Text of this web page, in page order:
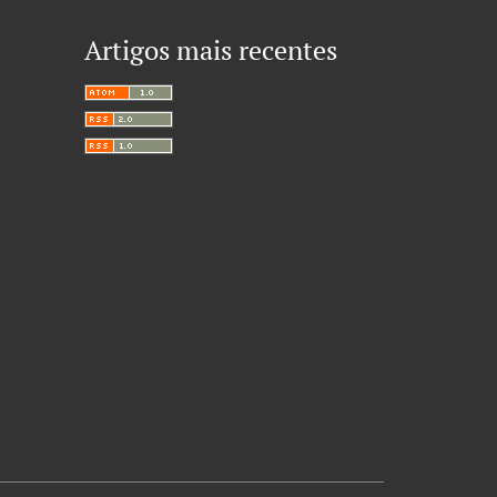
Artigos mais recentes